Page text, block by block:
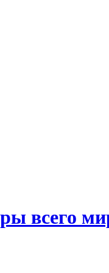
всего